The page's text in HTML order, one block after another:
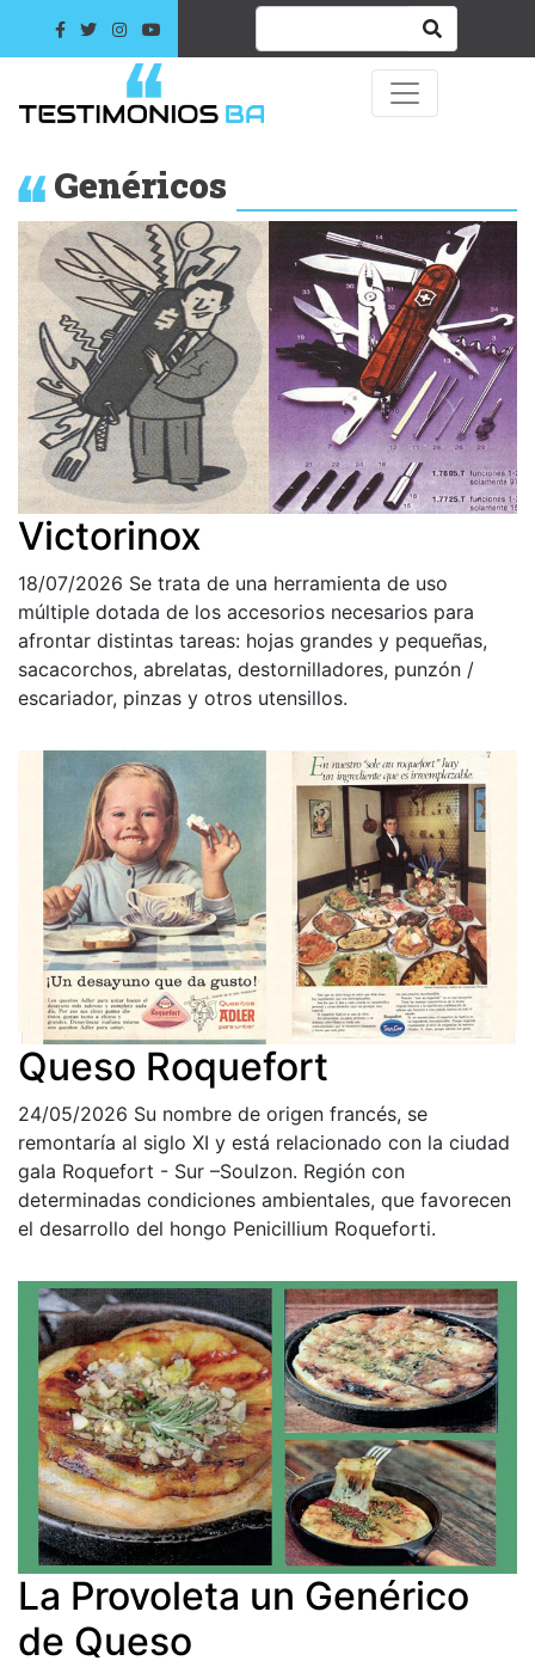
Genéricos
Victorinox
18/07/2026 Se trata de una herramienta de uso
múltiple dotada de los accesorios necesarios para
afrontar distintas tareas: hojas grandes y pequeñas,
sacacorchos, abrelatas, destornilladores, punzón /
escariador, pinzas y otros utensillos.
Queso Roquefort
24/05/2026 Su nombre de origen francés, se
remontaría al siglo XI y está relacionado con la ciudad
gala Roquefort - Sur –Soulzon. Región con
determinadas condiciones ambientales, que favorecen
el desarrollo del hongo Penicillium Roqueforti.
La Provoleta un Genérico
de Queso